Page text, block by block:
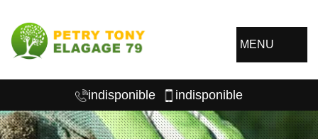
MENU
indisponible indisponible